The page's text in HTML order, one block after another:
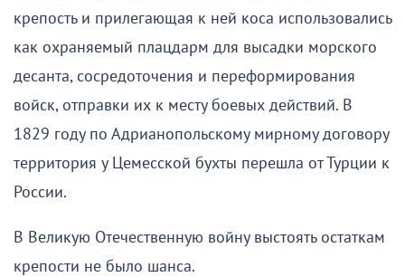
крепость и прилегающая к ней коса использовались
как охраняемый плацдарм для высадки морского
десанта, сосредоточения и переформирования
войск, отправки их к месту боевых действий. В
1829 году по Адрианопольскому мирному договору
территория у Цемесской бухты перешла от Турции к
России.
В Великую Отечественную войну выстоять остаткам
крепости не было шанса.